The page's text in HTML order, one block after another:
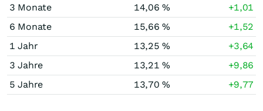
3 Monate
14,06 %
+1,01
6 Monate
15,66 %
+1,52
1 Jahr
13,25 %
+3,64
3 Jahre
13,21 %
+9,86
5 Jahre
13,70 % +9,77